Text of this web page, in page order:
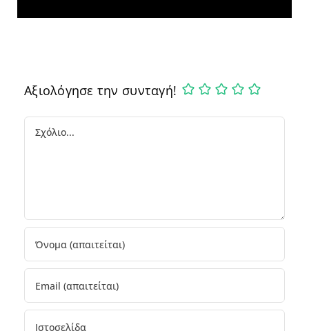
Αξιολόγησε την συνταγή!
Comment